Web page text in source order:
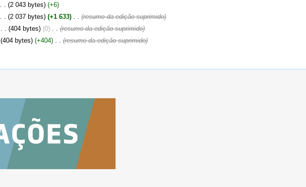
(2 043 bytes) (+6)
(2 037 bytes) (+1 633)
(resumo da edição suprimido)
. . (404 bytes) (0) . . (resumo da edição suprimido)
(404 bytes) (+404) . . (resumo da edição suprimido)